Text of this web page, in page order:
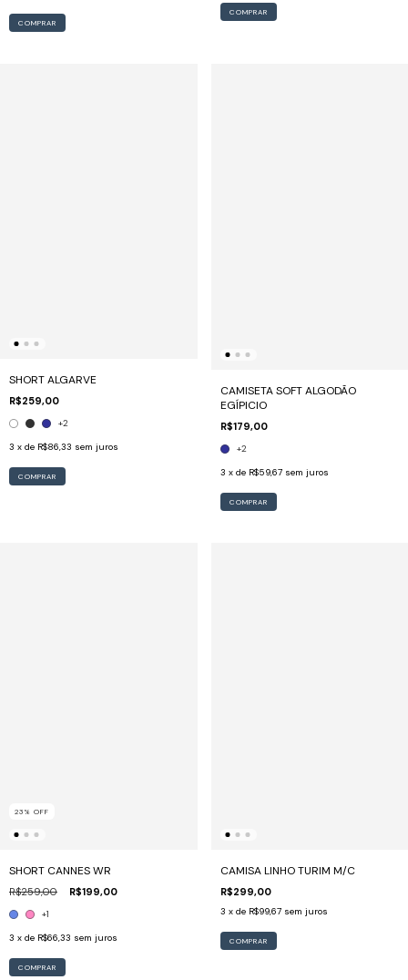
COMPRAR
COMPRAR
SHORT ALGARVE
R$259,00
+2
3 x de R$86,33 sem juros
COMPRAR
CAMISETA SOFT ALGODÃO
EGÍPICIO
R$179,00
+2
3 x de R$59,67 sem juros
COMPRAR
23 % OFF
SHORT CANNES WR
R$259,00 R$199,00
+1
3 x de R$66,33 sem juros
COMPRAR
CAMISA LINHO TURIM M/C
R$299,00
3 x de R$99,67 sem juros
COMPRAR